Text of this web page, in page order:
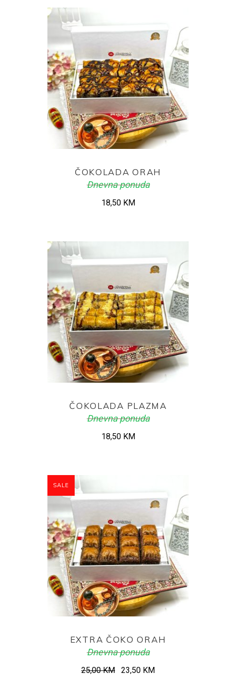
ČOKOLADA ORAH
Dnevna ponuda
18,50 KM
ČOKOLADA PLAZMA
Dnevna ponuda
18,50 KM
SALE
EXTRA ČOKO ORAH
Dnevna ponuda
25,00KM
Original
23,50 KMCurrent